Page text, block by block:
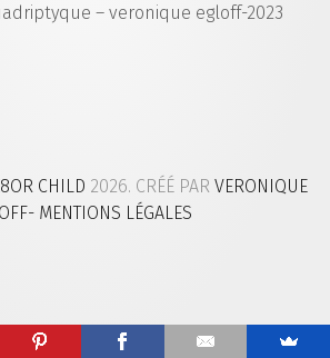
– veronique egloff-2023
CHILD 2026. CRÉÉ PAR VERONIQUE
- MENTIONS LÉGALES